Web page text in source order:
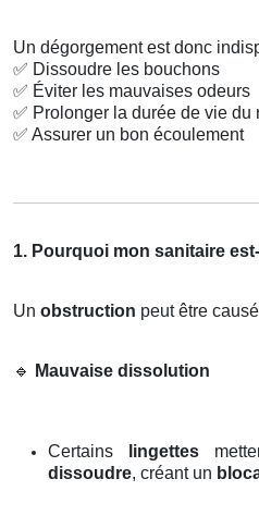
Un dégorgement est donc
✅ Dissoudre les bouchons
✅ Éviter les mauvaises odeurs
✅ Prolonger la durée de vie du
✅ Assurer un bon écoulement
1. Pourquoi mon sanitaire
Un obstruction peut être
🔹 Mauvaise dissolution
Certains lingettes
dissoudre, créant un